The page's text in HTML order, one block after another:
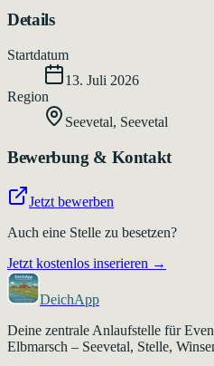
Details
Startdatum
13. Juli 2026
Region
Seevetal, Seevetal
Bewerbung & Kontakt
Jetzt bewerben
Auch eine Stelle zu besetzen?
Jetzt kostenlos inserieren →
DeichApp
Deine zentrale Anlaufstelle für
Elbmarsch – Seevetal, Stelle,